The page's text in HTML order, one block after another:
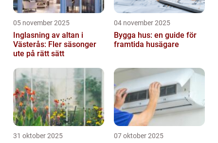
05 november 2025
Inglasning av altan i
Västerås: Fler säsonger
ute på rätt sätt
04 november 2025
Bygga hus: en guide för
framtida husägare
31 oktober 2025 07 oktober 2025